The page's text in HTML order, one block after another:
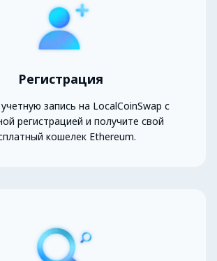
Регистрация
запись на LocalCoinSwap с
регистрацией и получите свой
кошелек Ethereum.